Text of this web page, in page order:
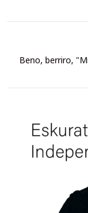
Beno, berriro,